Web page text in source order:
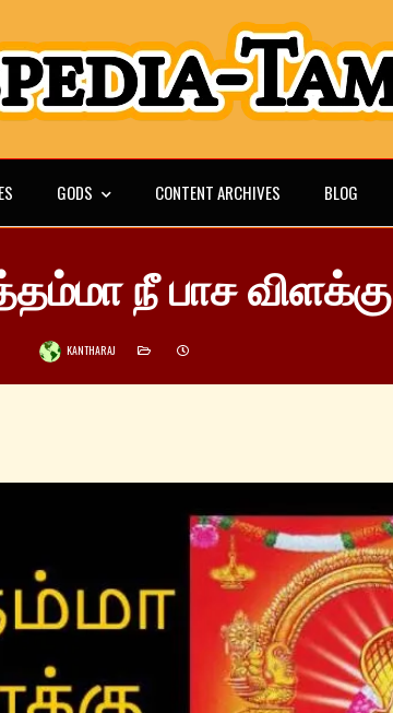
GODS CONTENT ARCHIVES BLOG
நீ பாச விளக்கு
KANTHARAJ